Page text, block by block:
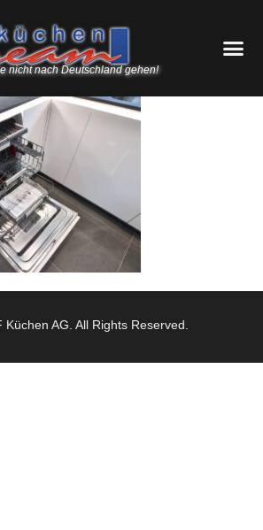
nicht nach Deutschland gehen!
AG. All Rights Reserved.